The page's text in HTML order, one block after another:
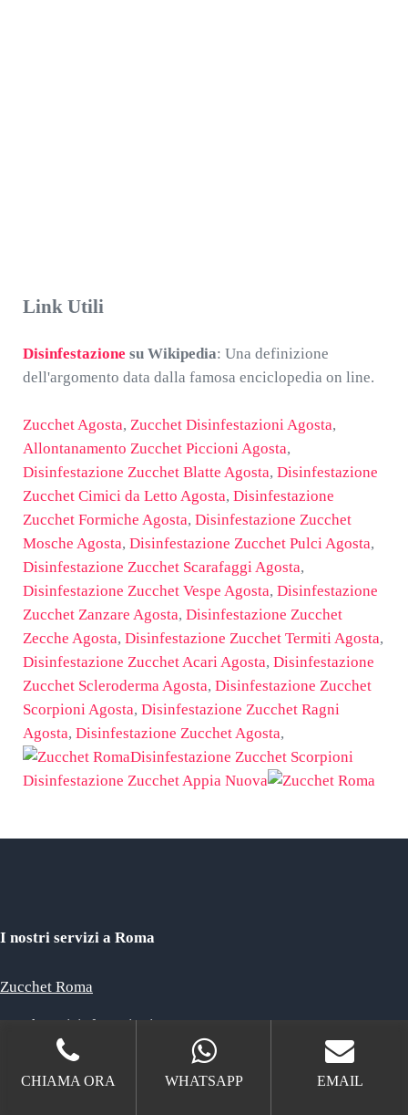
Link Utili
Disinfestazione su Wikipedia: Una definizione
dell'argomento data dalla famosa enciclopedia on line.
Zucchet Agosta, Zucchet Disinfestazioni Agosta,
Allontanamento Zucchet Piccioni Agosta,
Disinfestazione Zucchet Blatte Agosta, Disinfestazione
Zucchet Cimici da Letto Agosta, Disinfestazione
Zucchet Formiche Agosta, Disinfestazione Zucchet
Mosche Agosta, Disinfestazione Zucchet Pulci Agosta,
Disinfestazione Zucchet Scarafaggi Agosta,
Disinfestazione Zucchet Vespe Agosta, Disinfestazione
Zucchet Zanzare Agosta, Disinfestazione Zucchet
Zecche Agosta, Disinfestazione Zucchet Termiti Agosta,
Disinfestazione Zucchet Acari Agosta, Disinfestazione
Zucchet Scleroderma Agosta, Disinfestazione Zucchet
Scorpioni Agosta, Disinfestazione Zucchet Ragni
Agosta, Disinfestazione Zucchet Agosta,
Post precedente:Disinfestazione Zucchet Scorpioni
Post successivo:
Disinfestazione Zucchet Appia Nuova
I nostri servizi a Roma
Zucchet Roma
Zucchet Disinfestazioni Roma
Allontanamento Zucchet Piccioni Roma
CHIAMA ORA WHATSAPP EMAIL